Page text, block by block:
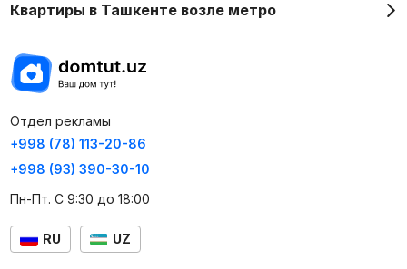
Квартиры в Ташкенте возле метро
Отдел рекламы
+998 (78) 113-20-86
+998 (93) 390-30-10
Пн-Пт. С 9:30 до 18:00
RU UZ